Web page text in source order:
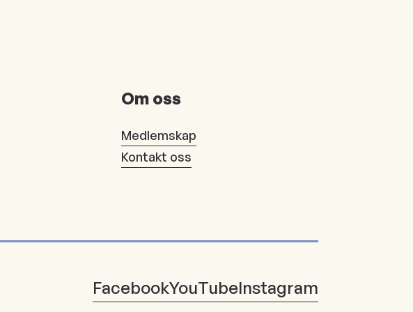
Om oss
Medlemskap
Kontakt oss
FacebookYouTubeInstagram